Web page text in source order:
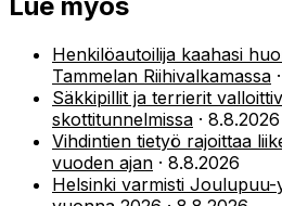
Lue myös
Henkilöautoilija kaahasi
Tammelan Riihivalkamassa ·
Säkkipillit ja terrierit
skottitunnelmissa · 8.8.2026
Vihdintien tietyö rajoittaa
vuoden ajan · 8.8.2026
Helsinki varmisti